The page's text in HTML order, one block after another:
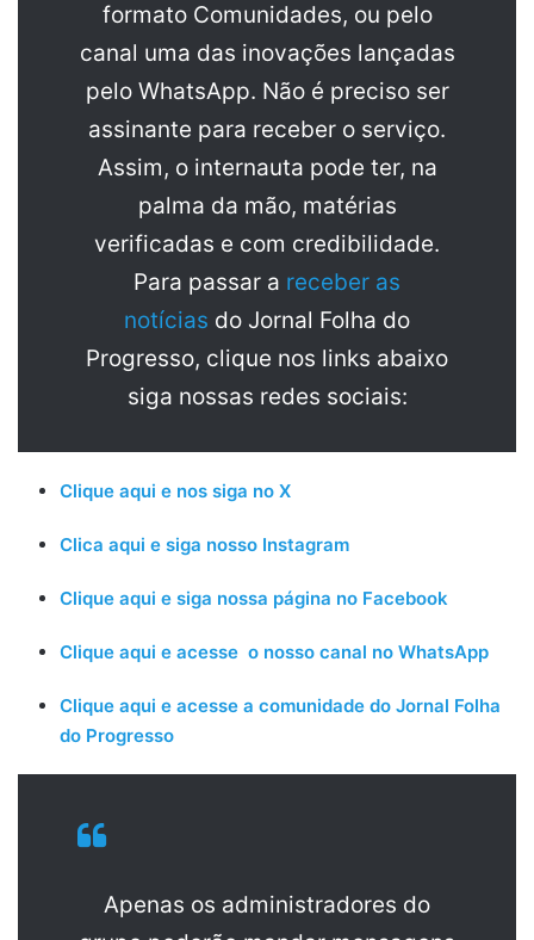
formato Comunidades, ou pelo
canal uma das inovações lançadas
pelo WhatsApp. Não é preciso ser
assinante para receber o serviço.
Assim, o internauta pode ter, na
palma da mão, matérias
verificadas e com credibilidade.
Para passar a receber as
notícias do Jornal Folha do
Progresso, clique nos links abaixo
siga nossas redes sociais:
Clique aqui e nos siga no X
Clica aqui e siga nosso Instagram
Clique aqui e siga nossa página no Facebook
Clique aqui e acesse o nosso canal no WhatsApp
Clique aqui e acesse a comunidade do Jornal Folha
do Progresso
Apenas os administradores do